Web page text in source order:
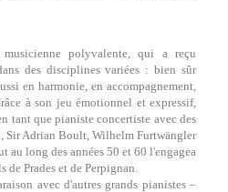
polyvalente, qui a reçu
des disciplines variées : bien sûr
en harmonie, en accompagnement,
à son jeu émotionnel et expressif,
tant que pianiste concertiste avec des
Sir Adrian Boult, Wilhelm Furtwängler
au long des années 50 et 60 l'engagea
de Prades et de Perpignan.
avec d'autres grands pianistes –